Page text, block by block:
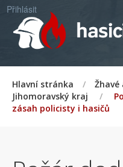
Přihlásit
Hlavní stránka /
Jihomoravský kraj
/
zásah policisty i hasičů